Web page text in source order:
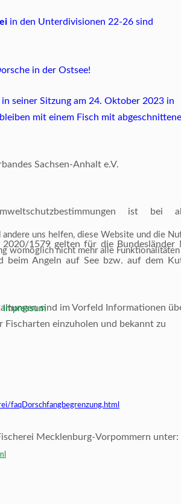
in den Unterdivisionen 22-26 sind
in der Ostsee!
seiner Sitzung am 24. Oktober 2023 in
mit einem Fisch mit
Sachsen-Anhalt e.V.
ist bei
2020/1579 gelten für die Bundesländer
beim Angeln auf See bzw. auf dem
sind im Vorfeld Informationen
Fischarten einzuholen und bekannt zu
faqDorschfangbegrenzung.html
Mecklenburg-Vorpommern unter:
uns helfen, diese Website und die
womöglich nicht mehr alle
Impressum